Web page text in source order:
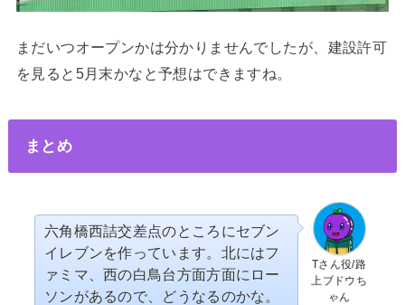
まだいつオープンかは分かりませんでしたが、建設許可
を見ると5月末かなと予想はできますね。
まとめ
Tさん役/路
上ブドウち
ゃん
六角橋西詰交差点のところにセブン
イレブンを作っています。北にはフ
ァミマ、西の白鳥台方面方面にロー
ソンがあるので、どうなるのかな。